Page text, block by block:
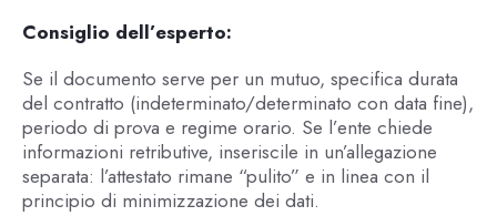
Consiglio dell’esperto:
Se il documento serve per un mutuo, specifica durata
del contratto (indeterminato/determinato con data fine),
periodo di prova e regime orario. Se l’ente chiede
informazioni retributive, inseriscile in un’allegazione
separata: l’attestato rimane “pulito” e in linea con il
principio di minimizzazione dei dati.